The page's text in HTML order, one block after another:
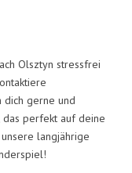
Olsztyn stressfrei
dich gerne und
perfekt auf deine
langjährige